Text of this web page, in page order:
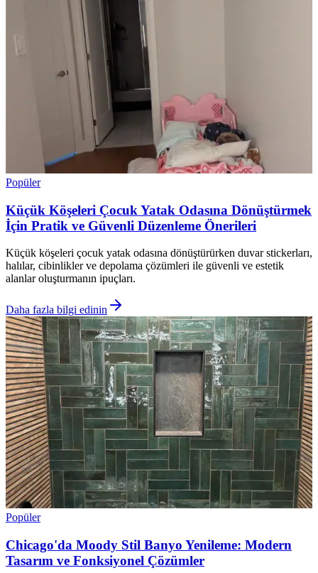
Popüler
Küçük Köşeleri Çocuk Yatak Odasına Dönüştürmek
İçin Pratik ve Güvenli Düzenleme Önerileri
Küçük köşeleri çocuk yatak odasına dönüştürürken duvar stickerları,
halılar, cibinlikler ve depolama çözümleri ile güvenli ve estetik
alanlar oluşturmanın ipuçları.
Daha fazla bilgi edinin
Popüler
Chicago'da Moody Stil Banyo Yenileme: Modern
Tasarım ve Fonksiyonel Çözümler